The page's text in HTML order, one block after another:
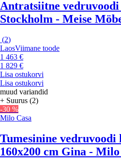
Antratsiitne vedruvoodi
Stockholm - Meise
(2)
LaosViimane toode
1 463 €
1 829 €
Lisa ostukorvi
Lisa ostukorvi
muud variandid
+ Suurus (2)
-30 %
Milo Casa
Tumesinine vedruvoodi
160x200 cm Gina - Milo